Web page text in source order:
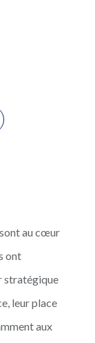
au cœur
ont
stratégique
leur place
aux